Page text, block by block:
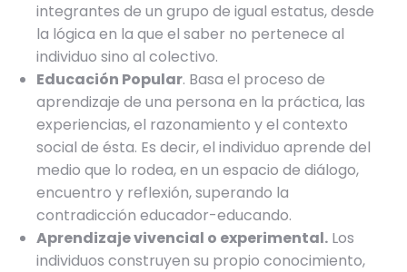
integrantes de un grupo de igual estatus, desde
la lógica en la que el saber no pertenece al
individuo sino al colectivo.
Educación Popular. Basa el proceso de
aprendizaje de una persona en la práctica, las
experiencias, el razonamiento y el contexto
social de ésta. Es decir, el individuo aprende del
medio que lo rodea, en un espacio de diálogo,
encuentro y reflexión, superando la
contradicción educador-educando.
Aprendizaje vivencial o experimental. Los
individuos construyen su propio conocimiento,